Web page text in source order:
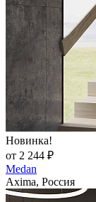
Новинка!
от 2 244 ₽
Medan
Axima, Россия